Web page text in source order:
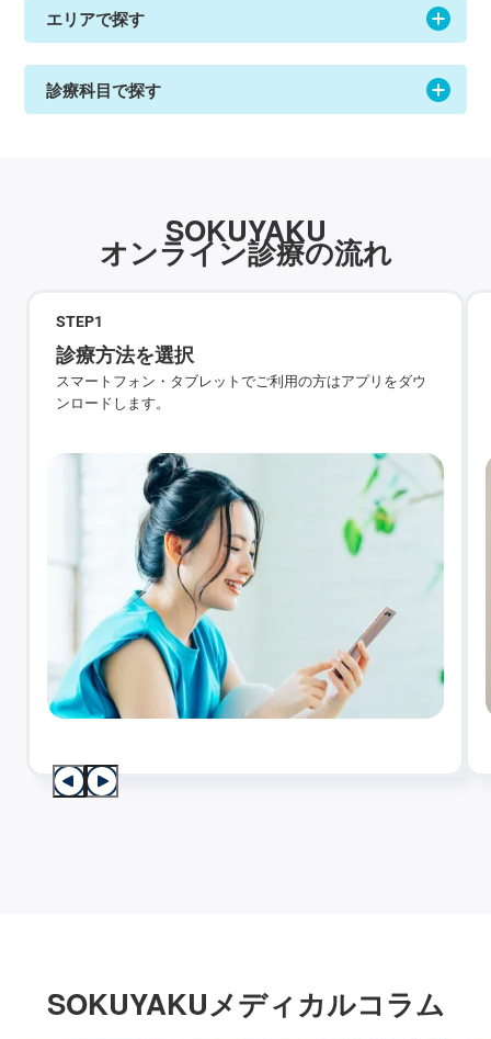
エリアで探す
診療科目で探す
SOKUYAKU
オンライン診療の流れ
STEP1
診療方法を選択
スマートフォン・タブレットでご利用の方はアプリをダウ
ンロードします。
SOKUYAKUメディカルコラム